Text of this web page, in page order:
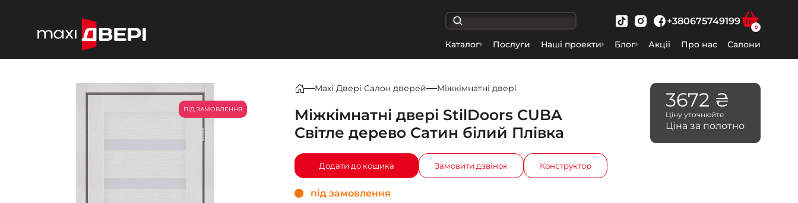
+380675749199
0
Каталог Послуги Наші проекти Блог Акції Про нас Салони
ПІД ЗАМОВЛЕННЯ
Maxi Двері Салон дверей Міжкімнатні двері
Міжкімнатні двері StilDoors CUBA
Світле дерево Сатин білий Плівка
Додати до кошика Замовити дзвінок Конструктор
під замовлення
3672 ₴
Ціну уточнюйте
Ціна за полотно